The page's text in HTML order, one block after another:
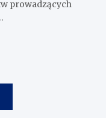
prowadzących